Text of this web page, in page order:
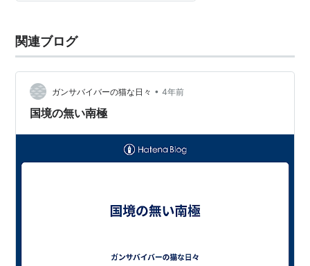
関連ブログ
ガンサバイバーの猫な日々 • 4年前
国境の無い南極